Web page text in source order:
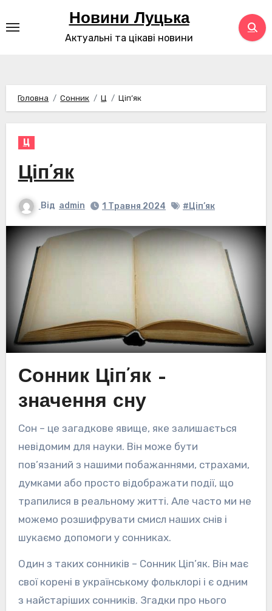
до
Новини Луцька
Актуальні та цікаві новини
Головна Сонник Ц Ціп’як
Ц
Ціп’як
Від admin 1 Травня 2024 #Ціп’як
Сонник Ціп’як –
значення сну
Сон – це загадкове явище, яке залишається
невідомим для науки. Він може бути
пов’язаний з нашими побажаннями, страхами,
думками або просто відображати події, що
трапилися в реальному житті. Але часто ми не
можемо розшифрувати смисл наших снів і
шукаємо допомоги у сонниках.
Один з таких сонників – Сонник Ціп’як. Він має
свої корені в українському фольклорі і є одним
з найстаріших сонників. Згадки про нього